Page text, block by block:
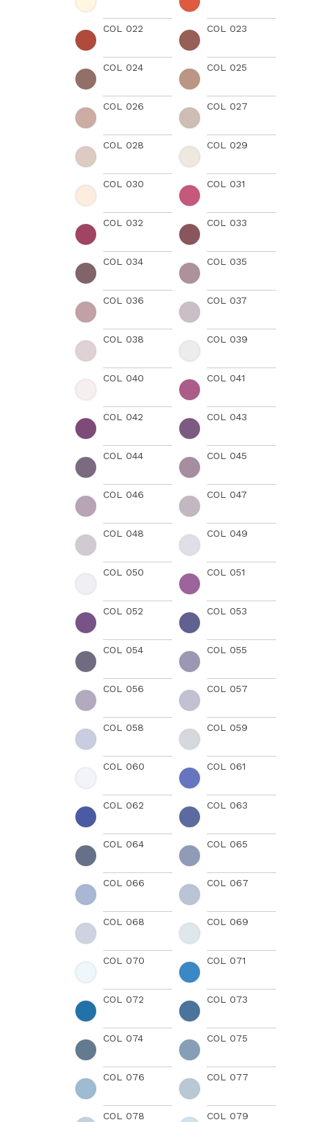
COL 022 COL 023
COL 024 COL 025
COL 026 COL 027
COL 028 COL 029
COL 030 COL 031
COL 032 COL 033
COL 034 COL 035
COL 036 COL 037
COL 038 COL 039
COL 040 COL 041
COL 042 COL 043
COL 044 COL 045
COL 046 COL 047
COL 048 COL 049
COL 050 COL 051
COL 052 COL 053
COL 054 COL 055
COL 056 COL 057
COL 058 COL 059
COL 060 COL 061
COL 062 COL 063
COL 064 COL 065
COL 066 COL 067
COL 068 COL 069
COL 070 COL 071
COL 072 COL 073
COL 074 COL 075
COL 076 COL 077
COL 078 COL 079